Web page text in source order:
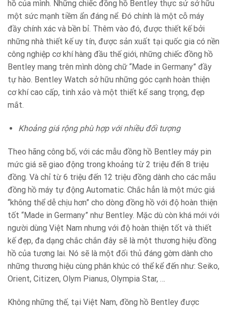
hồ của mình. Những chiếc đồng hồ Bentley thực sử sở hữu
một sức mạnh tiềm ẩn đáng nể. Đó chính là một cỗ máy
đầy chính xác và bền bỉ. Thêm vào đó, được thiết kế bởi
những nhà thiết kế uy tín, được sản xuất tại quốc gia có nền
công nghiệp cơ khí hàng đầu thế giới, những chiếc đồng hồ
Bentley mang trên mình dòng chữ “Made in Germany” đầy
tự hào. Bentley Watch sở hữu những góc cạnh hoàn thiện
cơ khí cao cấp, tinh xảo và một thiết kế sang trọng, đẹp
mắt.
Khoảng giá rộng phù hợp với nhiều đối tượng
Theo hãng công bố, với các mẫu đồng hồ Bentley máy pin
mức giá sẽ giao động trong khoảng từ 2 triệu đến 8 triệu
đồng. Và chỉ từ 6 triệu đến 12 triệu đồng dành cho các mẫu
đồng hồ máy tự động Automatic. Chắc hẳn là một mức giá
“không thể dễ chịu hơn” cho dòng đồng hồ với độ hoàn thiện
tốt “Made in Germany” như Bentley. Mặc dù còn khá mới với
người dùng Việt Nam nhưng với độ hoàn thiện tốt và thiết
kế đẹp, đa dạng chắc chắn đây sẽ là một thương hiệu đồng
hồ của tương lai. Nó sẽ là một đối thủ đáng gờm dành cho
những thương hiệu cùng phân khúc có thể kể đến như: Seiko,
Orient, Citizen, Olym Pianus, Olympia Star, …
Không những thế, tại Việt Nam, đồng hồ Bentley được